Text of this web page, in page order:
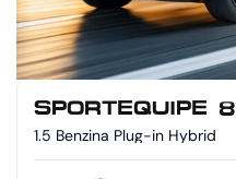
SPORTEQUIPE 8
1.5 Benzina Plug-in Hybrid